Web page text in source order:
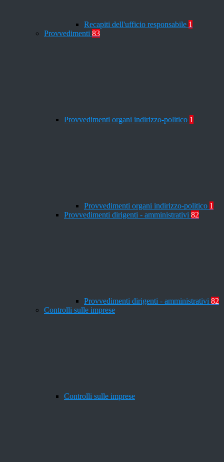
Recapiti dell'ufficio responsabile 1
Provvedimenti 83
Provvedimenti organi indirizzo-politico 1
Provvedimenti organi indirizzo-politico 1
Provvedimenti dirigenti - amministrativi 82
Provvedimenti dirigenti - amministrativi 82
Controlli sulle imprese
Controlli sulle imprese